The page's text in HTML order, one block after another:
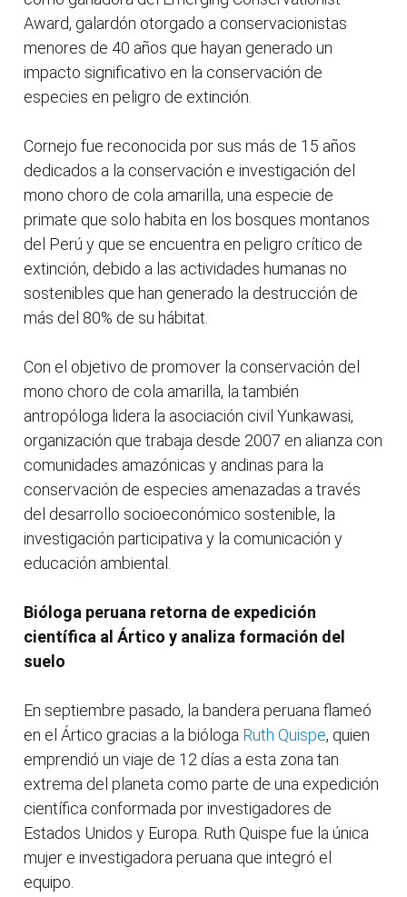
Award, galardón otorgado a conservacionistas
menores de 40 años que hayan generado un
impacto significativo en la conservación de
especies en peligro de extinción.
Cornejo fue reconocida por sus más de 15 años
dedicados a la conservación e investigación del
mono choro de cola amarilla, una especie de
primate que solo habita en los bosques montanos
del Perú y que se encuentra en peligro crítico de
extinción, debido a las actividades humanas no
sostenibles que han generado la destrucción de
más del 80% de su hábitat.
Con el objetivo de promover la conservación del
mono choro de cola amarilla, la también
antropóloga lidera la asociación civil Yunkawasi,
organización que trabaja desde 2007 en alianza con
comunidades amazónicas y andinas para la
conservación de especies amenazadas a través
del desarrollo socioeconómico sostenible, la
investigación participativa y la comunicación y
educación ambiental.
Bióloga peruana retorna de expedición
científica al Ártico y analiza formación del
suelo
En septiembre pasado, la bandera peruana flameó
en el Ártico gracias a la bióloga Ruth Quispe, quien
emprendió un viaje de 12 días a esta zona tan
extrema del planeta como parte de una expedición
científica conformada por investigadores de
Estados Unidos y Europa. Ruth Quispe fue la única
mujer e investigadora peruana que integró el
equipo.